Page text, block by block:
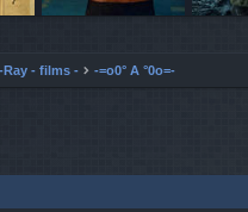
- films - -=o0° A °0o=-